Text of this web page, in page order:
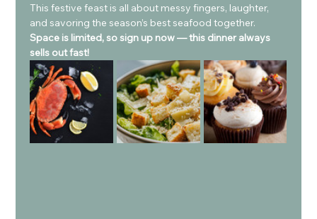
This festive feast is all about messy fingers, laughter,
and savoring the season’s best seafood together.
Space is limited, so sign up now — this dinner always
sells out fast!